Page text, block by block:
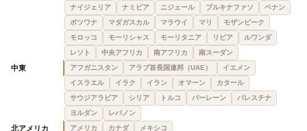
ナイジェリア
ナミビア ニジェール ブルキナファソ
ベナン
ボツワナ
マダガスカル マラウイ マリ
モザンビーク
モロッコ
モーリシャス モーリタニア リビア
ルワンダ
レソト
中央アフリカ 南アフリカ 南スーダン
中東 アフガニスタン アラブ首長国連邦（UAE）
イエメン
イスラエル
イラク イラン オマーン
カタール
サウジアラビア
シリア トルコ バーレーン
パレスチナ
ヨルダン
レバノン
北アメリカ アメリカ カナダ メキシコ